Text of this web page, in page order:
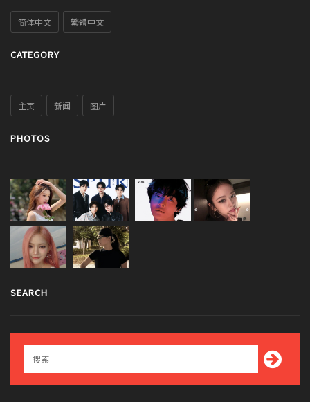
简体中文 繁體中文
CATEGORY
主页 新闻 图片
PHOTOS
SEARCH